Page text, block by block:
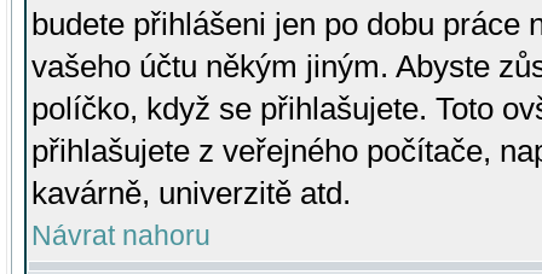
budete přihlášeni jen po dobu práce
vašeho účtu někým jiným. Abyste
políčko, když se přihlašujete. Toto
přihlašujete z veřejného počítače,
kavárně, univerzitě atd.
Návrat nahoru